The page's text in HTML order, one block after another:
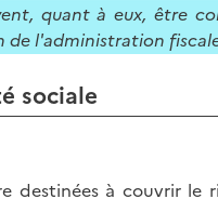
quant à eux, être
de l'administration
sociale
destinées à couvrir le